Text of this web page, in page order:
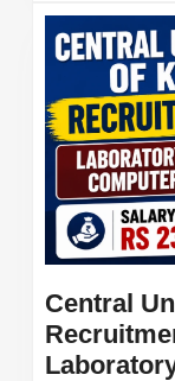
Staff
and
More
Central